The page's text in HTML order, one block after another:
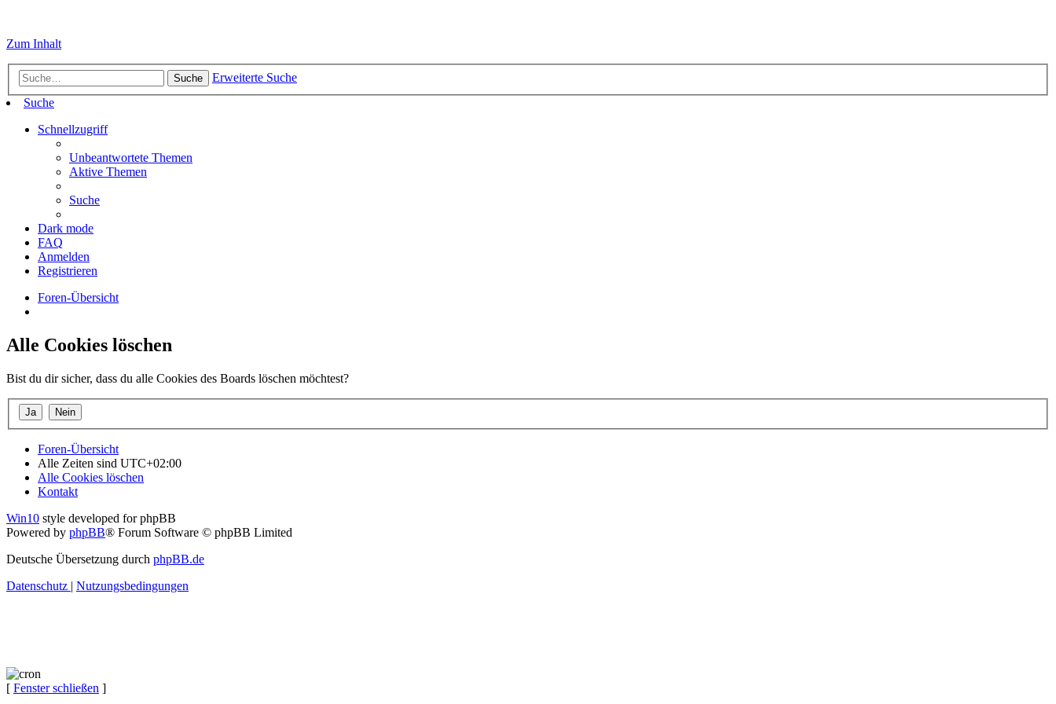
Zum Inhalt
Suche
Erweiterte Suche
Suche
Schnellzugriff
Unbeantwortete Themen
Aktive Themen
Suche
Dark mode
FAQ
Anmelden
Registrieren
Foren-Übersicht
Alle Cookies löschen
Bist du dir sicher, dass du alle Cookies des Boards löschen möchtest?
Foren-Übersicht
Alle Zeiten sind UTC+02:00
Alle Cookies löschen
Kontakt
Win10 style developed for phpBB
Powered by phpBB® Forum Software © phpBB Limited
Deutsche Übersetzung durch phpBB.de
Datenschutz | Nutzungsbedingungen
[ Fenster schließen ]